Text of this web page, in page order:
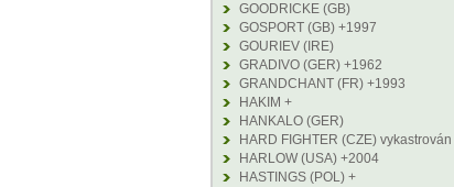
GOODRICKE (GB)
GOSPORT (GB) +1997
GOURIEV (IRE)
GRADIVO (GER) +1962
GRANDCHANT (FR) +1993
HAKIM +
HANKALO (GER)
HARD FIGHTER (CZE) vykastrován
HARLOW (USA) +2004
HASTINGS (POL) +